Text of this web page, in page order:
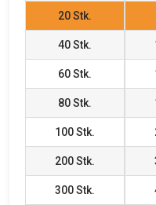
20Stk.
40Stk.
60Stk.
80Stk.
100Stk.
200Stk.
300Stk.